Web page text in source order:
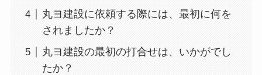
丸ヨ建設に依頼する際には、最初に何を
されましたか？
丸ヨ建設の最初の打合せは、いかがでし
たか？